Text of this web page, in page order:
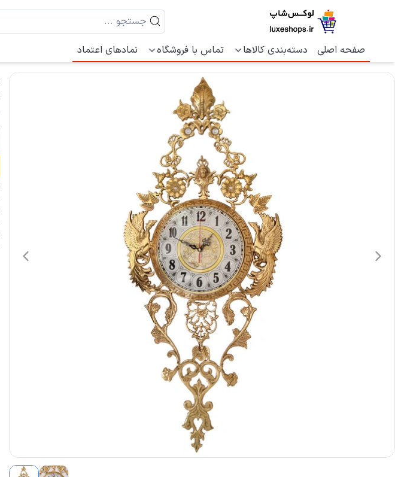
صفحه اصلی دسته‌بندی کالاها تماس با فروشگاه نمادهای اعتماد